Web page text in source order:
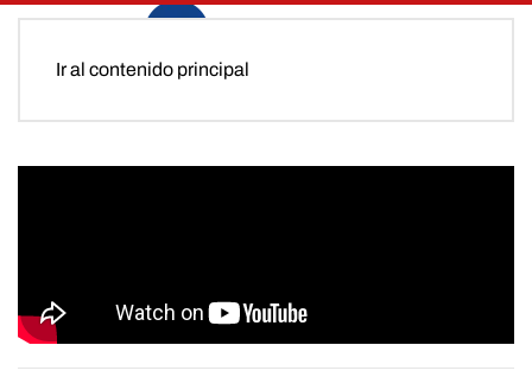
Ir al contenido principal